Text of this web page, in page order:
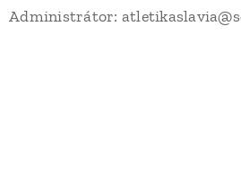
Administrátor: